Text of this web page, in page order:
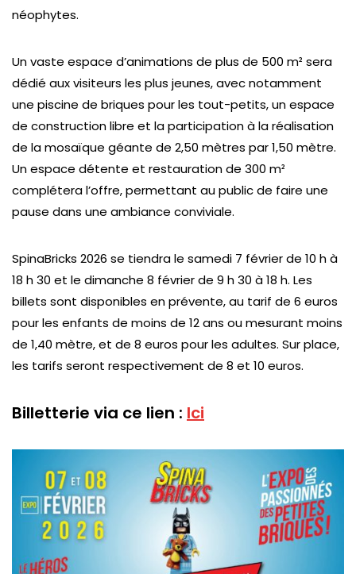
néophytes.
Un vaste espace d’animations de plus de 500 m² sera
dédié aux visiteurs les plus jeunes, avec notamment
une piscine de briques pour les tout-petits, un espace
de construction libre et la participation à la réalisation
de la mosaïque géante de 2,50 mètres par 1,50 mètre.
Un espace détente et restauration de 300 m²
complétera l’offre, permettant au public de faire une
pause dans une ambiance conviviale.
SpinaBricks 2026 se tiendra le samedi 7 février de 10 h à
18 h 30 et le dimanche 8 février de 9 h 30 à 18 h. Les
billets sont disponibles en prévente, au tarif de 6 euros
pour les enfants de moins de 12 ans ou mesurant moins
de 1,40 mètre, et de 8 euros pour les adultes. Sur place,
les tarifs seront respectivement de 8 et 10 euros.
Billetterie via ce lien : Ici